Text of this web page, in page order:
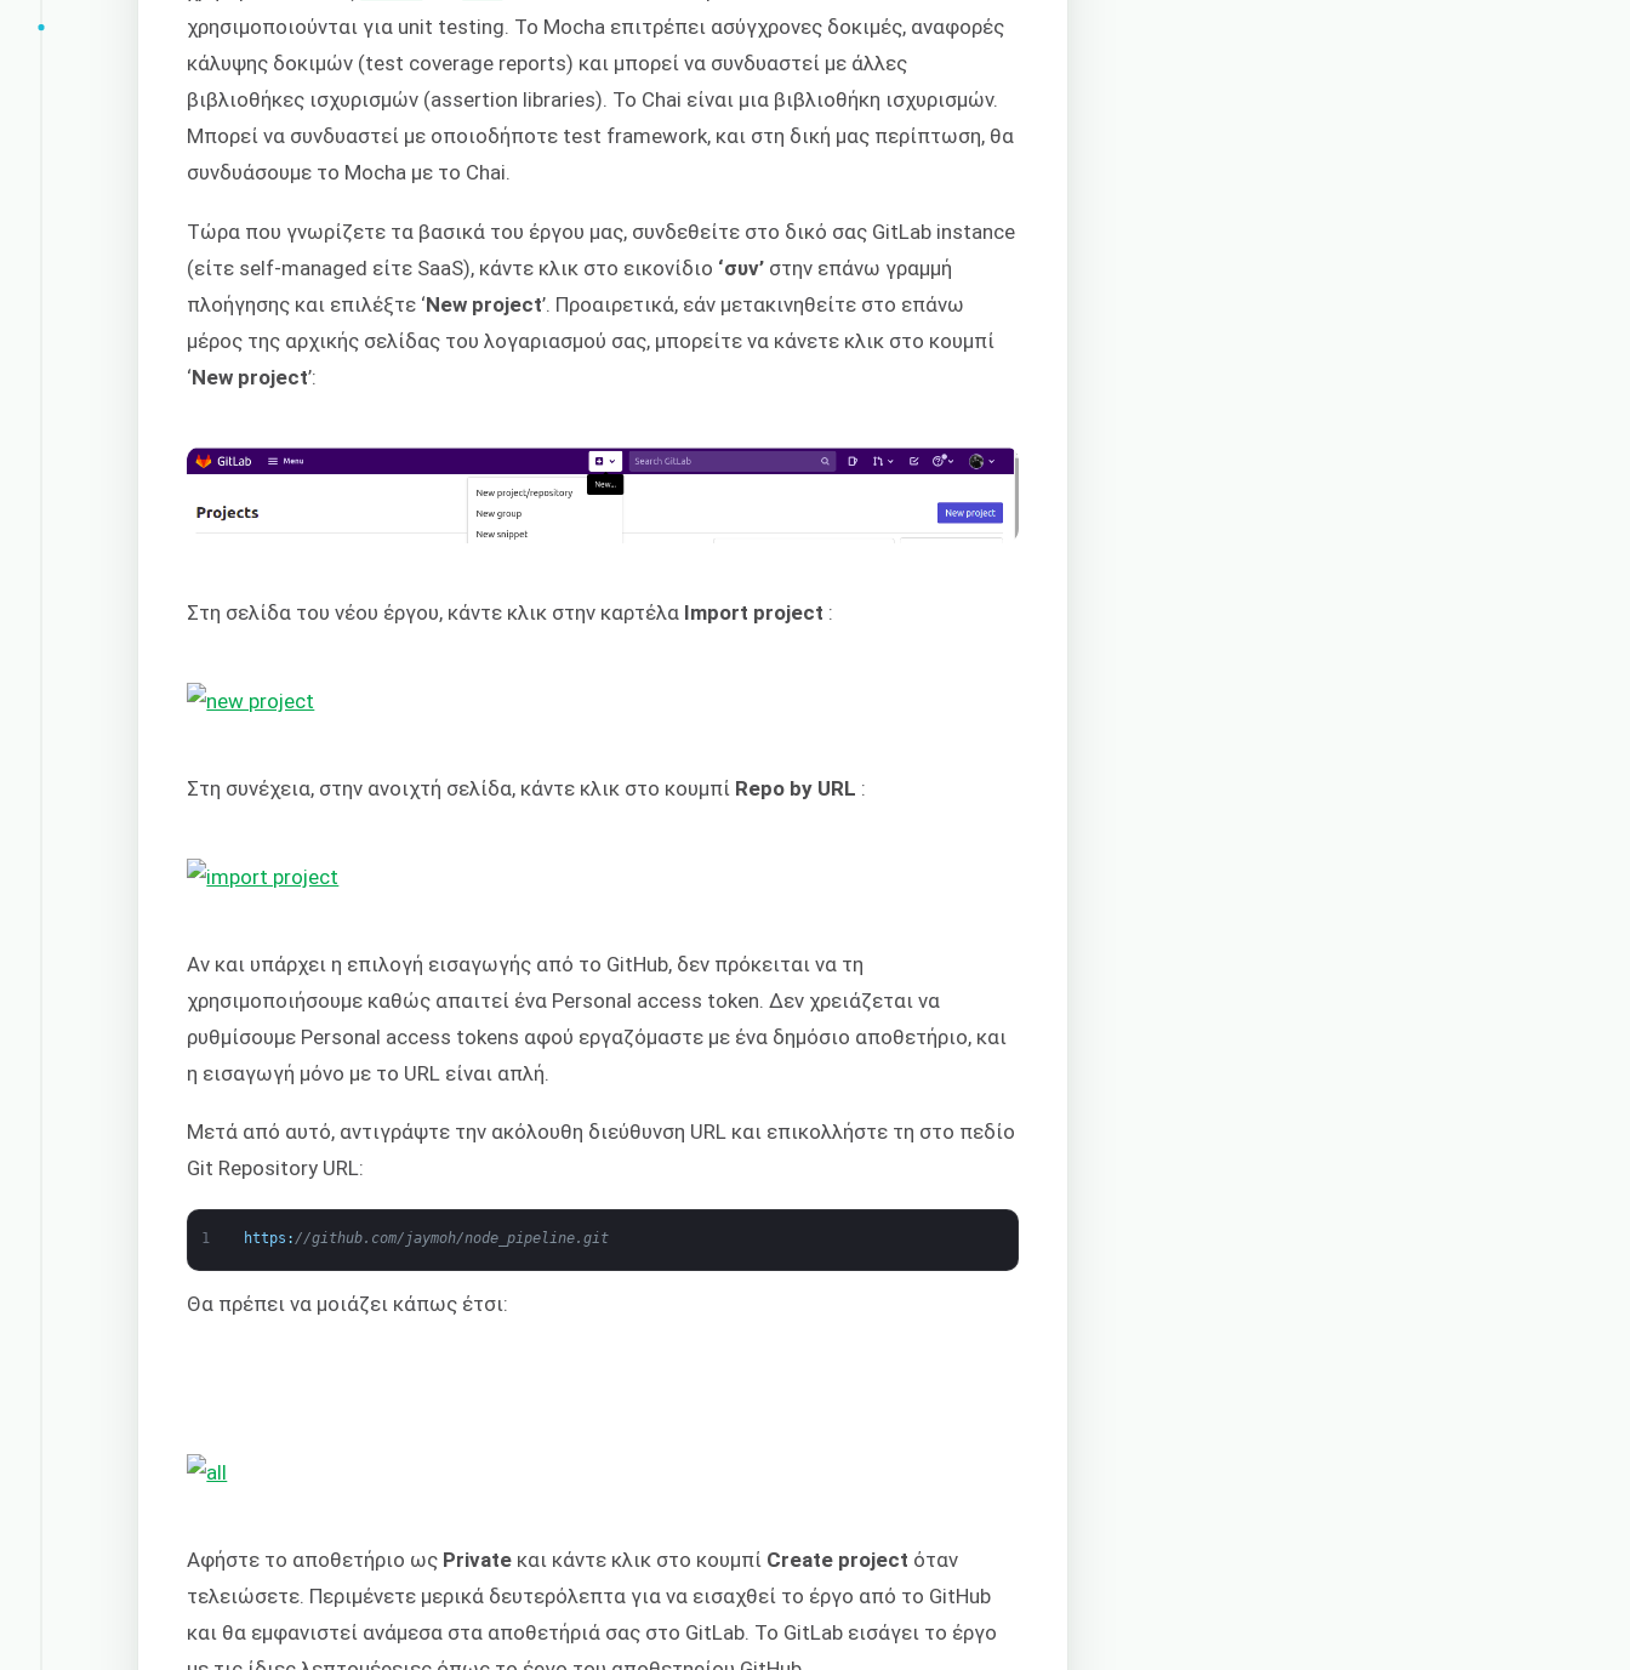
χρησιμοποιούνται για unit testing. Το Mocha επιτρέπει ασύγχρονες δοκιμές, αναφορές
κάλυψης δοκιμών (test coverage reports) και μπορεί να συνδυαστεί με άλλες
βιβλιοθήκες ισχυρισμών (assertion libraries). Το Chai είναι μια βιβλιοθήκη ισχυρισμών.
Μπορεί να συνδυαστεί με οποιοδήποτε test framework, και στη δική μας περίπτωση, θα
συνδυάσουμε το Mocha με το Chai.
Τώρα που γνωρίζετε τα βασικά του έργου μας, συνδεθείτε στο δικό σας GitLab instance
(είτε self-managed είτε SaaS), κάντε κλικ στο εικονίδιο ‘συν’ στην επάνω γραμμή
πλοήγησης και επιλέξτε ‘New project’. Προαιρετικά, εάν μετακινηθείτε στο επάνω
μέρος της αρχικής σελίδας του λογαριασμού σας, μπορείτε να κάνετε κλικ στο κουμπί
‘New project’:
Στη σελίδα του νέου έργου, κάντε κλικ στην καρτέλα Import project :
Στη συνέχεια, στην ανοιχτή σελίδα, κάντε κλικ στο κουμπί Repo by URL :
Αν και υπάρχει η επιλογή εισαγωγής από το GitHub, δεν πρόκειται να τη
χρησιμοποιήσουμε καθώς απαιτεί ένα Personal access token. Δεν χρειάζεται να
ρυθμίσουμε Personal access tokens αφού εργαζόμαστε με ένα δημόσιο αποθετήριο, και
η εισαγωγή μόνο με το URL είναι απλή.
Μετά από αυτό, αντιγράψτε την ακόλουθη διεύθυνση URL και επικολλήστε τη στο πεδίο
Git Repository URL:
1 https : //github.com/jaymoh/node_pipeline.git
Θα πρέπει να μοιάζει κάπως έτσι:
Αφήστε το αποθετήριο ως Private και κάντε κλικ στο κουμπί Create project όταν
τελειώσετε. Περιμένετε μερικά δευτερόλεπτα για να εισαχθεί το έργο από το GitHub
και θα εμφανιστεί ανάμεσα στα αποθετήριά σας στο GitLab. Το GitLab εισάγει το έργο